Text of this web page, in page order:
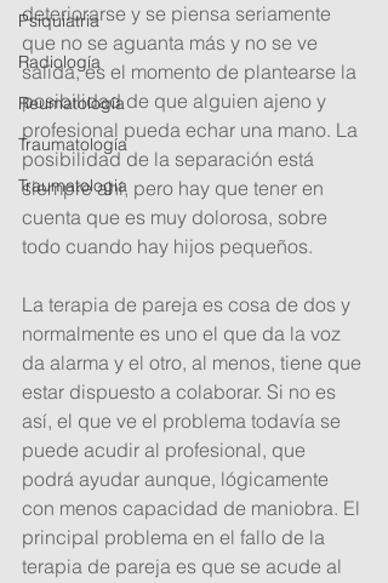
Psiquiatria
Radiología
Reumatología
Traumatología
Traumatologia
deteriorarse y se piensa seriamente
que no se aguanta más y no se ve
salida, es el momento de plantearse la
posibilidad de que alguien ajeno y
profesional pueda echar una mano. La
posibilidad de la separación está
siempre ahí, pero hay que tener en
cuenta que es muy dolorosa, sobre
todo cuando hay hijos pequeños.
La terapia de pareja es cosa de dos y
normalmente es uno el que da la voz
da alarma y el otro, al menos, tiene que
estar dispuesto a colaborar. Si no es
así, el que ve el problema todavía se
puede acudir al profesional, que
podrá ayudar aunque, lógicamente
con menos capacidad de maniobra. El
principal problema en el fallo de la
terapia de pareja es que se acude al